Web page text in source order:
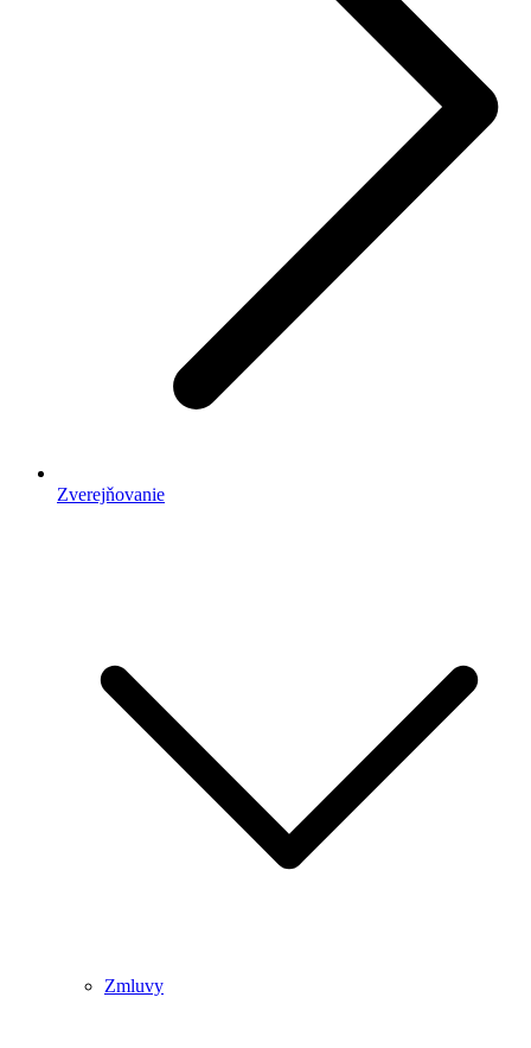
Zverejňovanie
Zmluvy